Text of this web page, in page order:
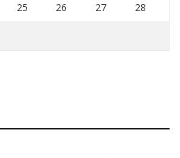
25 26 27 28